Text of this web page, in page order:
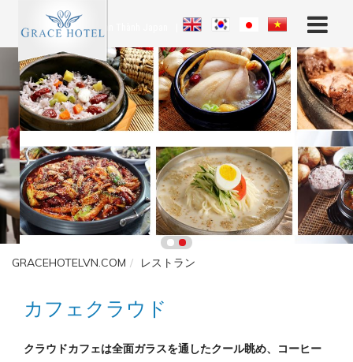
Hoàn Thành Japan
GRACEHOTELVN.COM レストラン
カフェクラウド
クラウドカフェは全面ガラスを通したクール眺め、コーヒー